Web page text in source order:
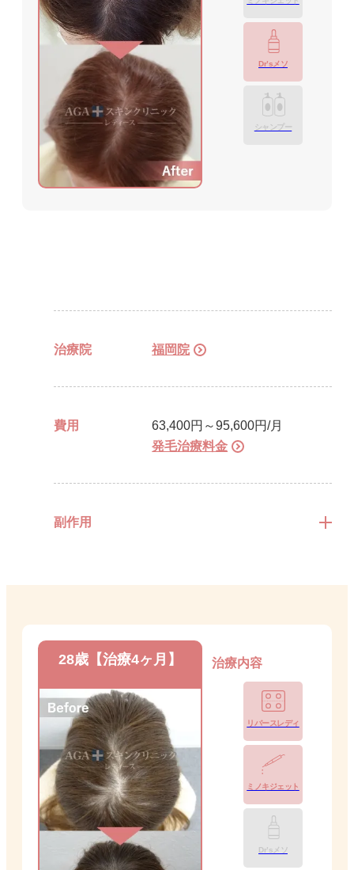
Dr’sメソ
シャンプー
治療院 福岡院
費用
63,400円～95,600円/月
発毛治療料金
副作用
28歳【治療4ヶ月】 治療内容
リバースレディ
ミノキジェット
Dr’sメソ